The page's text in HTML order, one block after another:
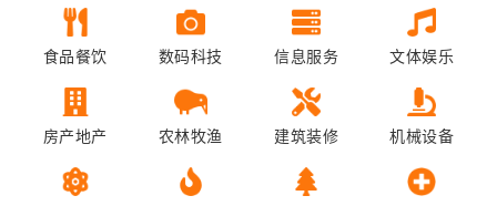
食品餐饮 数码科技 信息服务 文体娱乐
房产地产 农林牧渔 建筑装修 机械设备